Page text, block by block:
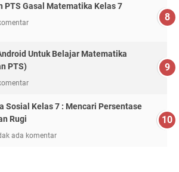
PTS Gasal Matematika Kelas 7
Untuk Belajar Matematika
PTS)
Sosial Kelas 7 : Mencari Persentase
Rugi
ada komentar